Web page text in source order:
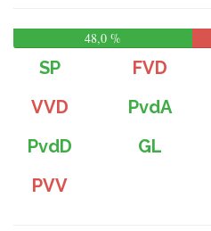
48,0 %
SP FVD
VVD
PvdA
PvdD
GL
PVV